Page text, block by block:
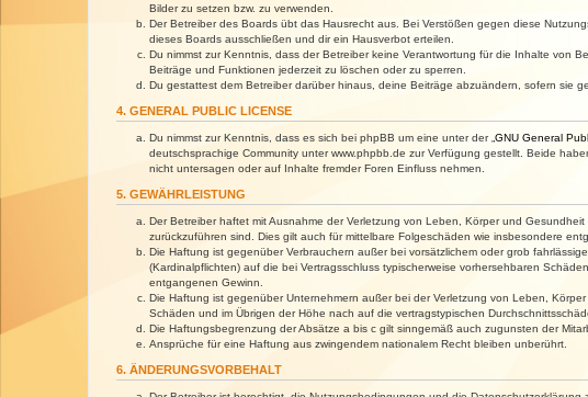
Bilder zu setzen bzw. zu verwenden.
Der Betreiber des Boards übt das Hausrecht aus. Bei Verstößen gegen diese
dieses Boards ausschließen und dir ein Hausverbot erteilen.
Du nimmst zur Kenntnis, dass der Betreiber keine Verantwortung für die Inhalte von
Beiträge und Funktionen jederzeit zu löschen oder zu sperren.
Du gestattest dem Betreiber darüber hinaus, deine Beiträge abzuändern, sofern sie
4. GENERAL PUBLIC LICENSE
Du nimmst zur Kenntnis, dass es sich bei phpBB um eine unter der „ GNU General
deutschsprachige Community unter www.phpbb.de zur Verfügung gestellt. Beide
nicht untersagen oder auf Inhalte fremder Foren Einfluss nehmen.
5. GEWÄHRLEISTUNG
Der Betreiber haftet mit Ausnahme der Verletzung von Leben, Körper und
zurückzuführen sind. Dies gilt auch für mittelbare Folgeschäden wie insbesondere
Die Haftung ist gegenüber Verbrauchern außer bei vorsätzlichem oder grob
(Kardinalpflichten) auf die bei Vertragsschluss typischerweise vorhersehbaren
entgangenen Gewinn.
Die Haftung ist gegenüber Unternehmern außer bei der Verletzung von Leben,
Schäden und im Übrigen der Höhe nach auf die vertragstypischen
Die Haftungsbegrenzung der Absätze a bis c gilt sinngemäß auch zugunsten der
Ansprüche für eine Haftung aus zwingendem nationalem Recht bleiben unberührt.
6. ÄNDERUNGSVORBEHALT